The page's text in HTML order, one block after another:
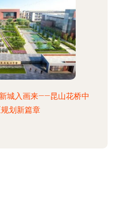
城入画来——昆山花桥中
划新篇章